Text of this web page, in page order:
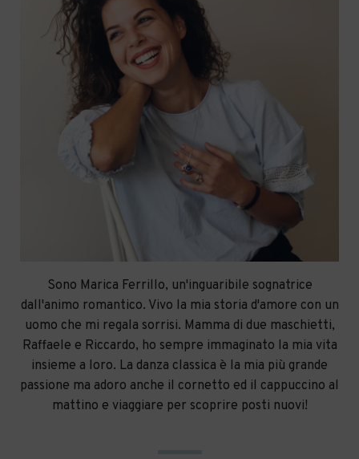
Sono Marica Ferrillo, un'inguaribile sognatrice
dall'animo romantico. Vivo la mia storia d'amore con un
uomo che mi regala sorrisi. Mamma di due maschietti,
Raffaele e Riccardo, ho sempre immaginato la mia vita
insieme a loro. La danza classica è la mia più grande
passione ma adoro anche il cornetto ed il cappuccino al
mattino e viaggiare per scoprire posti nuovi!